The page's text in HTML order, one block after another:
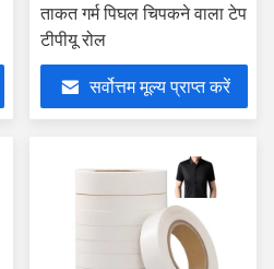
ताकत गर्म पिघल चिपकने वाला टेप
टीपीयू रोल
सर्वोत्तम मूल्य प्राप्त करें